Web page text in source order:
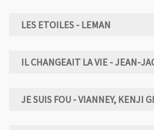
LES ETOILES - LEMAN
IL CHANGEAIT LA VIE - JEAN-
JE SUIS FOU - VIANNEY, KENJI